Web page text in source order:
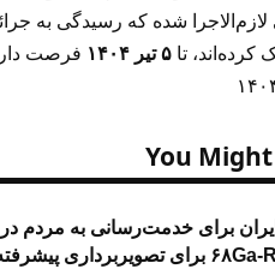
لازم‌الاجرا شده که رسیدگی به
کرده‌اند، تا ۵ تیر ۱۴۰۴
فرصت
You
برای خدمت‌رسانی به مردم